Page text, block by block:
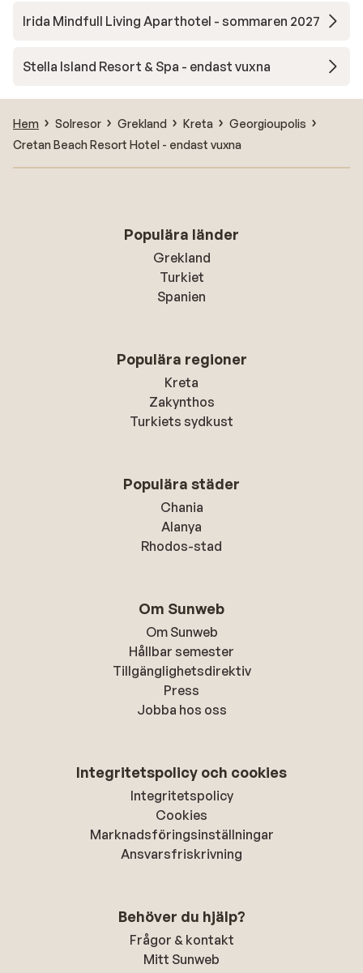
Irida Mindfull Living Aparthotel - sommaren 2027
Stella Island Resort & Spa - endast vuxna
Hem Solresor Grekland Kreta
Georgioupolis
Cretan Beach Resort Hotel - endast vuxna
Populära länder
Grekland
Turkiet
Spanien
Populära regioner
Kreta
Zakynthos
Turkiets sydkust
Populära städer
Chania
Alanya
Rhodos-stad
Om Sunweb
Om Sunweb
Hållbar semester
Tillgänglighetsdirektiv
Press
Jobba hos oss
Integritetspolicy och cookies
Integritetspolicy
Cookies
Marknadsföringsinställningar
Ansvarsfriskrivning
Behöver du hjälp?
Frågor & kontakt
Mitt Sunweb